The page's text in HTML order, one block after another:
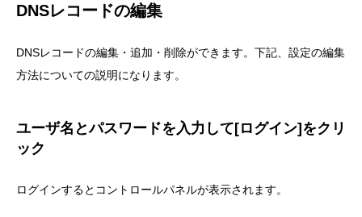
DNSレコードの編集
DNSレコードの編集・追加・削除ができます。下記、設定の編集
方法についての説明になります。
ユーザ名とパスワードを入力して[ログイン]をクリ
ック
ログインするとコントロールパネルが表示されます。